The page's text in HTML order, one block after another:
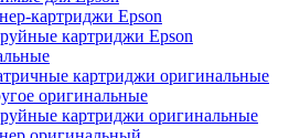
картриджи Epson
картриджи Epson
картриджи оригинальные
оригинальные
картриджи оригинальные